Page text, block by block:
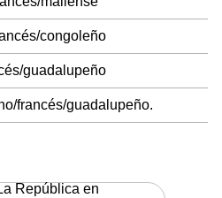
congoleño
guadalupeño
francés/guadalupeño.
República en